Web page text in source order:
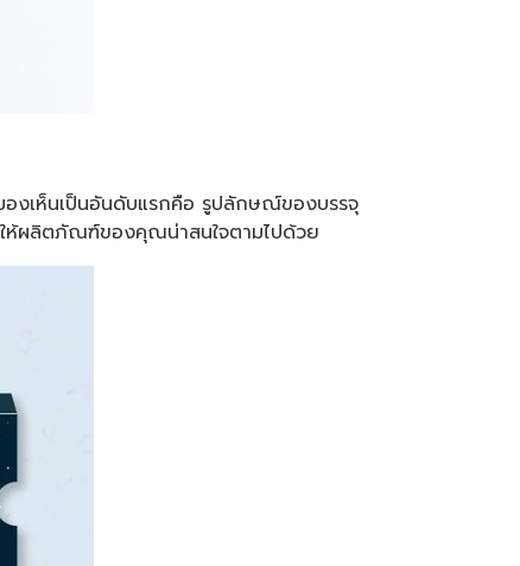
องเห็นเป็นอันดับแรกคือ รูปลักษณ์ของบรรจุ
ผลิตภัณฑ์ของคุณน่าสนใจตามไปด้วย